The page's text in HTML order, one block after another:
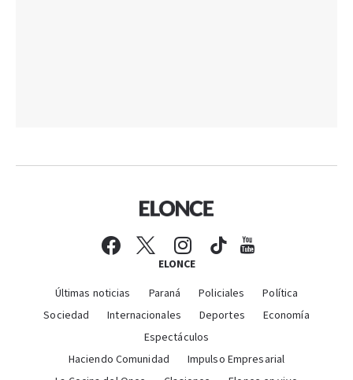
ELONCE
Últimas noticias Paraná Policiales
Política
Sociedad
Internacionales Deportes
Economía
Espectáculos
Haciendo Comunidad
Impulso Empresarial